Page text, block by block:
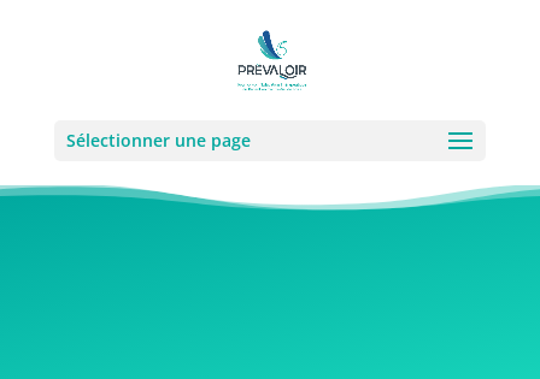
Sélectionner une page